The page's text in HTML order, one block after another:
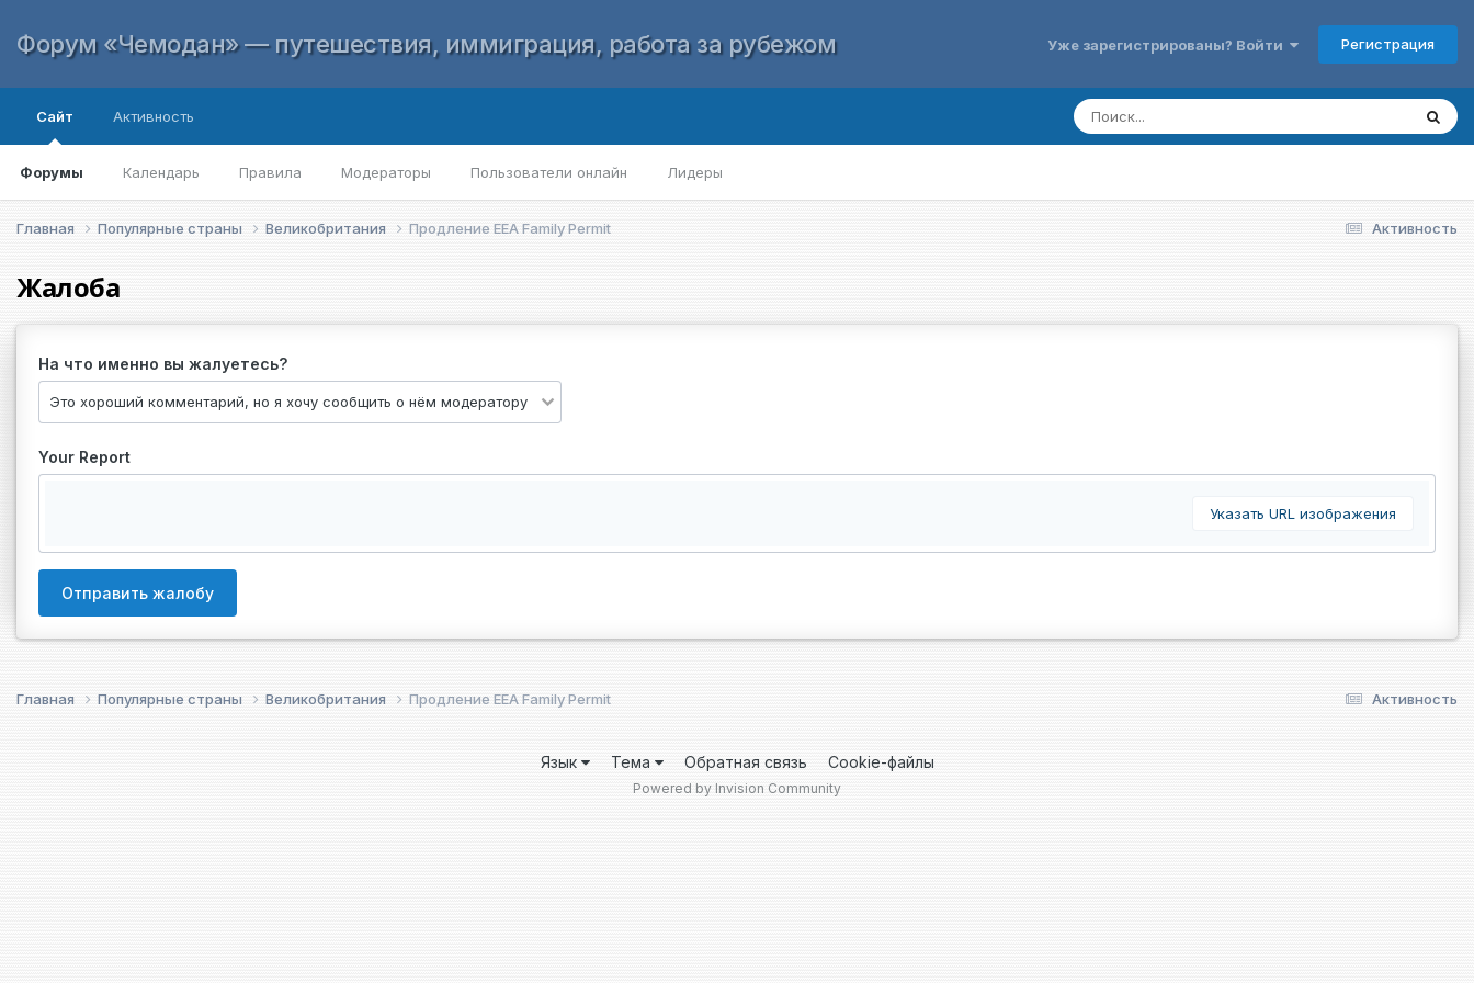
Форум «Чемодан» — путешествия, иммиграция, работа за рубежом Уже зарегистрированы? Войти Регистрация
Сайт
Форумы Календарь Правила Модераторы Пользователи онлайн Лидеры
Активность
Активность
Главная Популярные страны Великобритания Продление EEA Family Permit
Жалоба
На что именно вы жалуетесь?
Your Report
Указать URL изображения
Отправить жалобу
Активность
Главная Популярные страны Великобритания Продление EEA Family Permit
Язык Тема Обратная связь Cookie-файлы
Powered by Invision Community